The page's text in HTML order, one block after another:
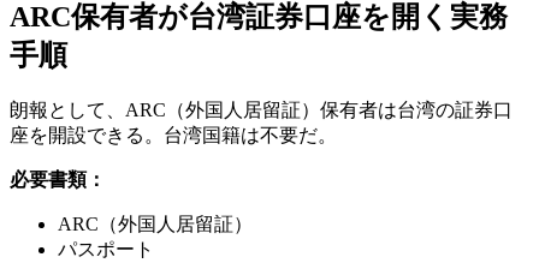
ARC保有者が台湾証券口座を開く実務
手順
朗報として、ARC（外国人居留証）保有者は台湾の証券口
座を開設できる。台湾国籍は不要だ。
必要書類：
ARC（外国人居留証）
パスポート